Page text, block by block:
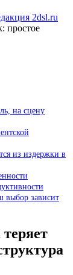
2dsl.ru
на сцену
из издержки в
выбор зависит